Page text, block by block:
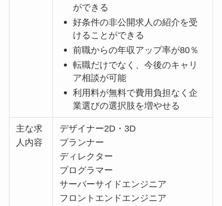
ができる
好条件の非公開求人の紹介を受
けることができる
前職からの年収アップ率が80％
転職だけでなく、今後のキャリ
ア相談が可能
利用料が無料で費用負担なく企
業選びの選択肢を増やせる
主な求
人内容
デザイナー2D・3D
プランナー
ディレクター
プログラマー
サーバーサイドエンジニア
フロントエンドエンジニア